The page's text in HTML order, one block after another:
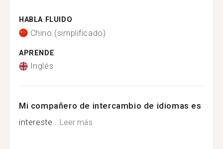
HABLA FLUIDO
Chino (simplificado)
APRENDE
Inglés
Mi compañero de intercambio de idiomas es
intereste...Leer más